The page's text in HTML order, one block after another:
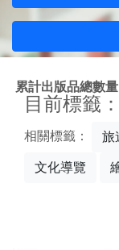
累計出版品總數
目前標籤
相關標籤： 旅
文化導覽